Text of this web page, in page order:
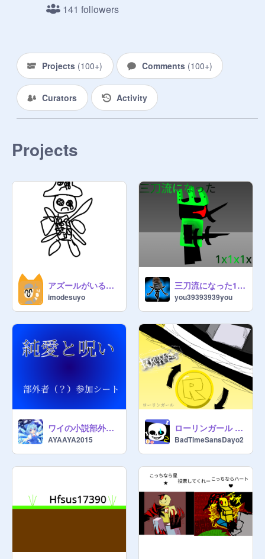
※返信遅いかも()
@maimai_1029
Thank you for coming here!
I sometimes invite random people ().
I'm looking for Forsaken-related
The managers here are my account,
@maimai_1029
, and my sub-
account,
submaimai_1029.
*Replies may be slow ().
141 followers
Projects (100+) Comments (100+)
Curators Activity
Projects
アズールがいる限りforsakenは庭を育てるなんだよ
imodesuyo
三刀流になった1x1x1x
you39393939you
ワイの小説部外者（？）参加シート
AYAAYA2015
ローリンガール coin flip版
BadTimeSansDayo2